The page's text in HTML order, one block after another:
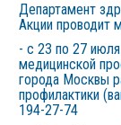
Департамент
Акции проводит
- с 23 по 27
медицинской
города Москвы
профилактики
194-27-74